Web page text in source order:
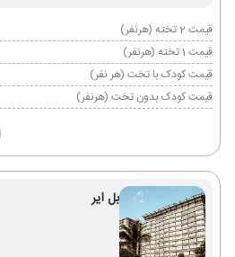
قیمت 2 تخته (هرنفر)
قیمت 1 تخته (هرنفر)
قیمت کودک با تخت (هر نفر)
قیمت کودک بدون تخت (هرنفر)
بل ایر